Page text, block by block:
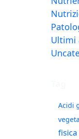
Ultimi
Acidi
fisica